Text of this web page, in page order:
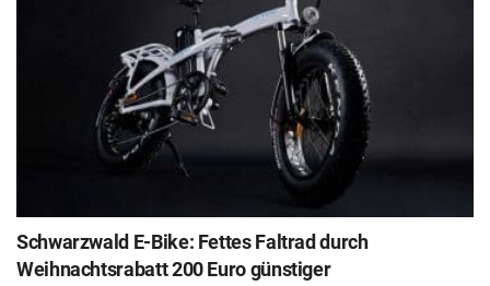
Schwarzwald E-Bike: Fettes Faltrad durch
Weihnachtsrabatt 200 Euro günstiger